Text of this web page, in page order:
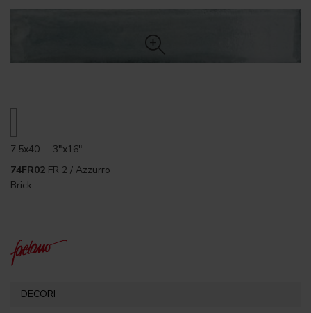
7.5x40 . 3"x16"
74FR02 FR 2 / Azzurro
Brick
DECORI